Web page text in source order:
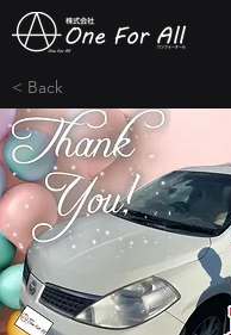
< Back